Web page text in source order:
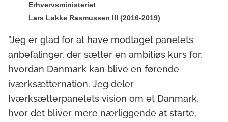
Erhvervsministeriet
Lars Løkke Rasmussen III (2016-2019)
”Jeg er glad for at have modtaget panelets
anbefalinger, der sætter en ambitiøs kurs for,
hvordan Danmark kan blive en førende
iværksætternation. Jeg deler
Iværksætterpanelets vision om et Danmark,
hvor det bliver mere nærliggende at starte,